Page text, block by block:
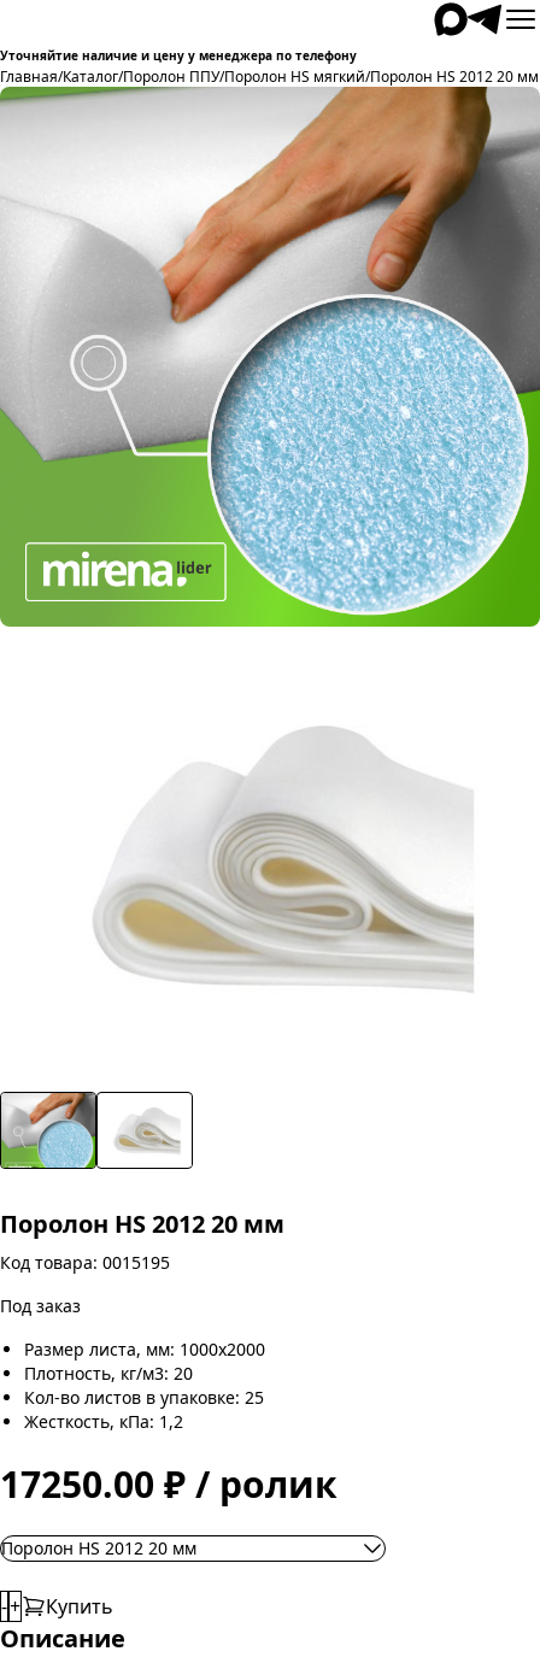
Уточняйтие наличие и цену у менеджера по телефону
Главная/Каталог/Поролон ППУ/Поролон HS мягкий/Поролон HS 2012 20 мм
Поролон HS 2012 20 мм
Код товара: 0015195
Под заказ
Размер листа, мм: 1000х2000
Плотность, кг/м3: 20
Кол-во листов в упаковке: 25
Жесткость, кПа: 1,2
17250.00 ₽ / ролик
Поролон HS 2012 20 мм
-+ Купить
Описание